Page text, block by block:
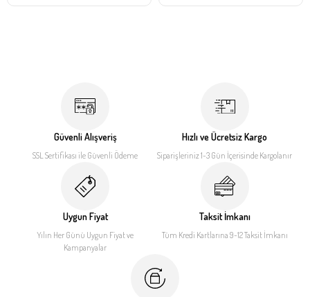
Güvenli Alışveriş
SSL Sertifikası ile Güvenli Ödeme
Hızlı ve Ücretsiz Kargo
Siparişleriniz 1-3 Gün İçerisinde Kargolanır
Uygun Fiyat
Yılın Her Günü Uygun Fiyatve
Kampanyalar
Taksit İmkanı
Tüm Kredi Kartlarına 9-12Taksit İmkanı